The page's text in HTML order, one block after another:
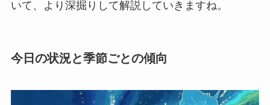
いて、より深掘りして解説していきますね。
今日の状況と季節ごとの傾向